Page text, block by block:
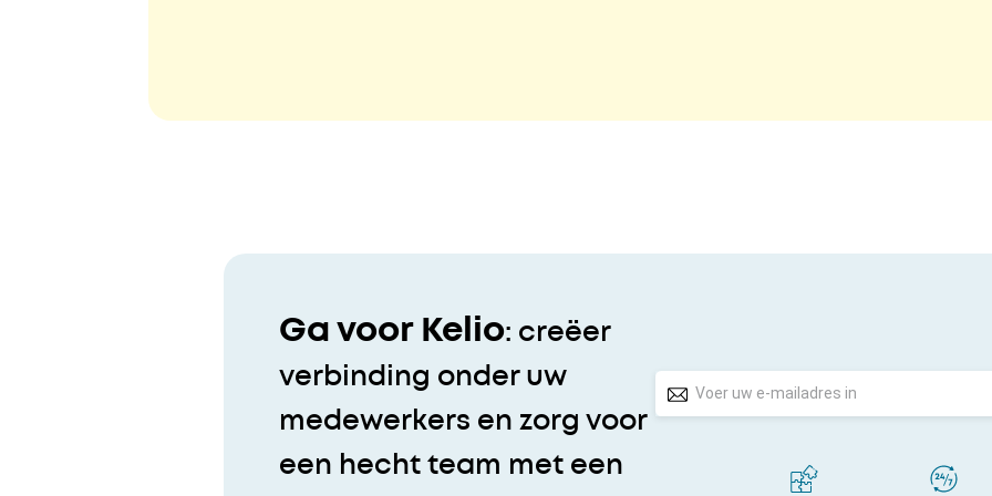
Ga voor Kelio: creëer
verbinding onder uw
medewerkers en zorg voor
een hecht team met een